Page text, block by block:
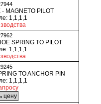
MAGNETO PILOT
1,1,1,1
SPRING TO PILOT
1,1,1,1
TO ANCHOR PIN
1,1,1,1